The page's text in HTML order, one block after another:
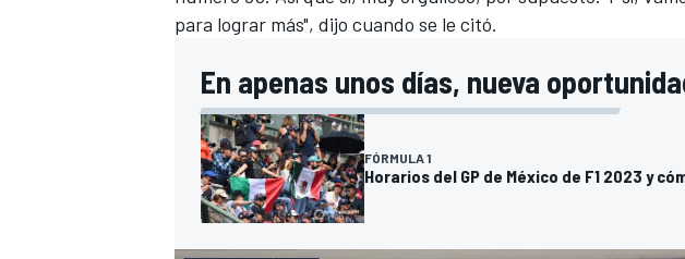
MÁS CATEGORÍAS
para lograr más", dijo cuando se le citó.
En apenas unos días, nueva
FÓRMULA 1
Horarios del GP de México de F1 2023 y